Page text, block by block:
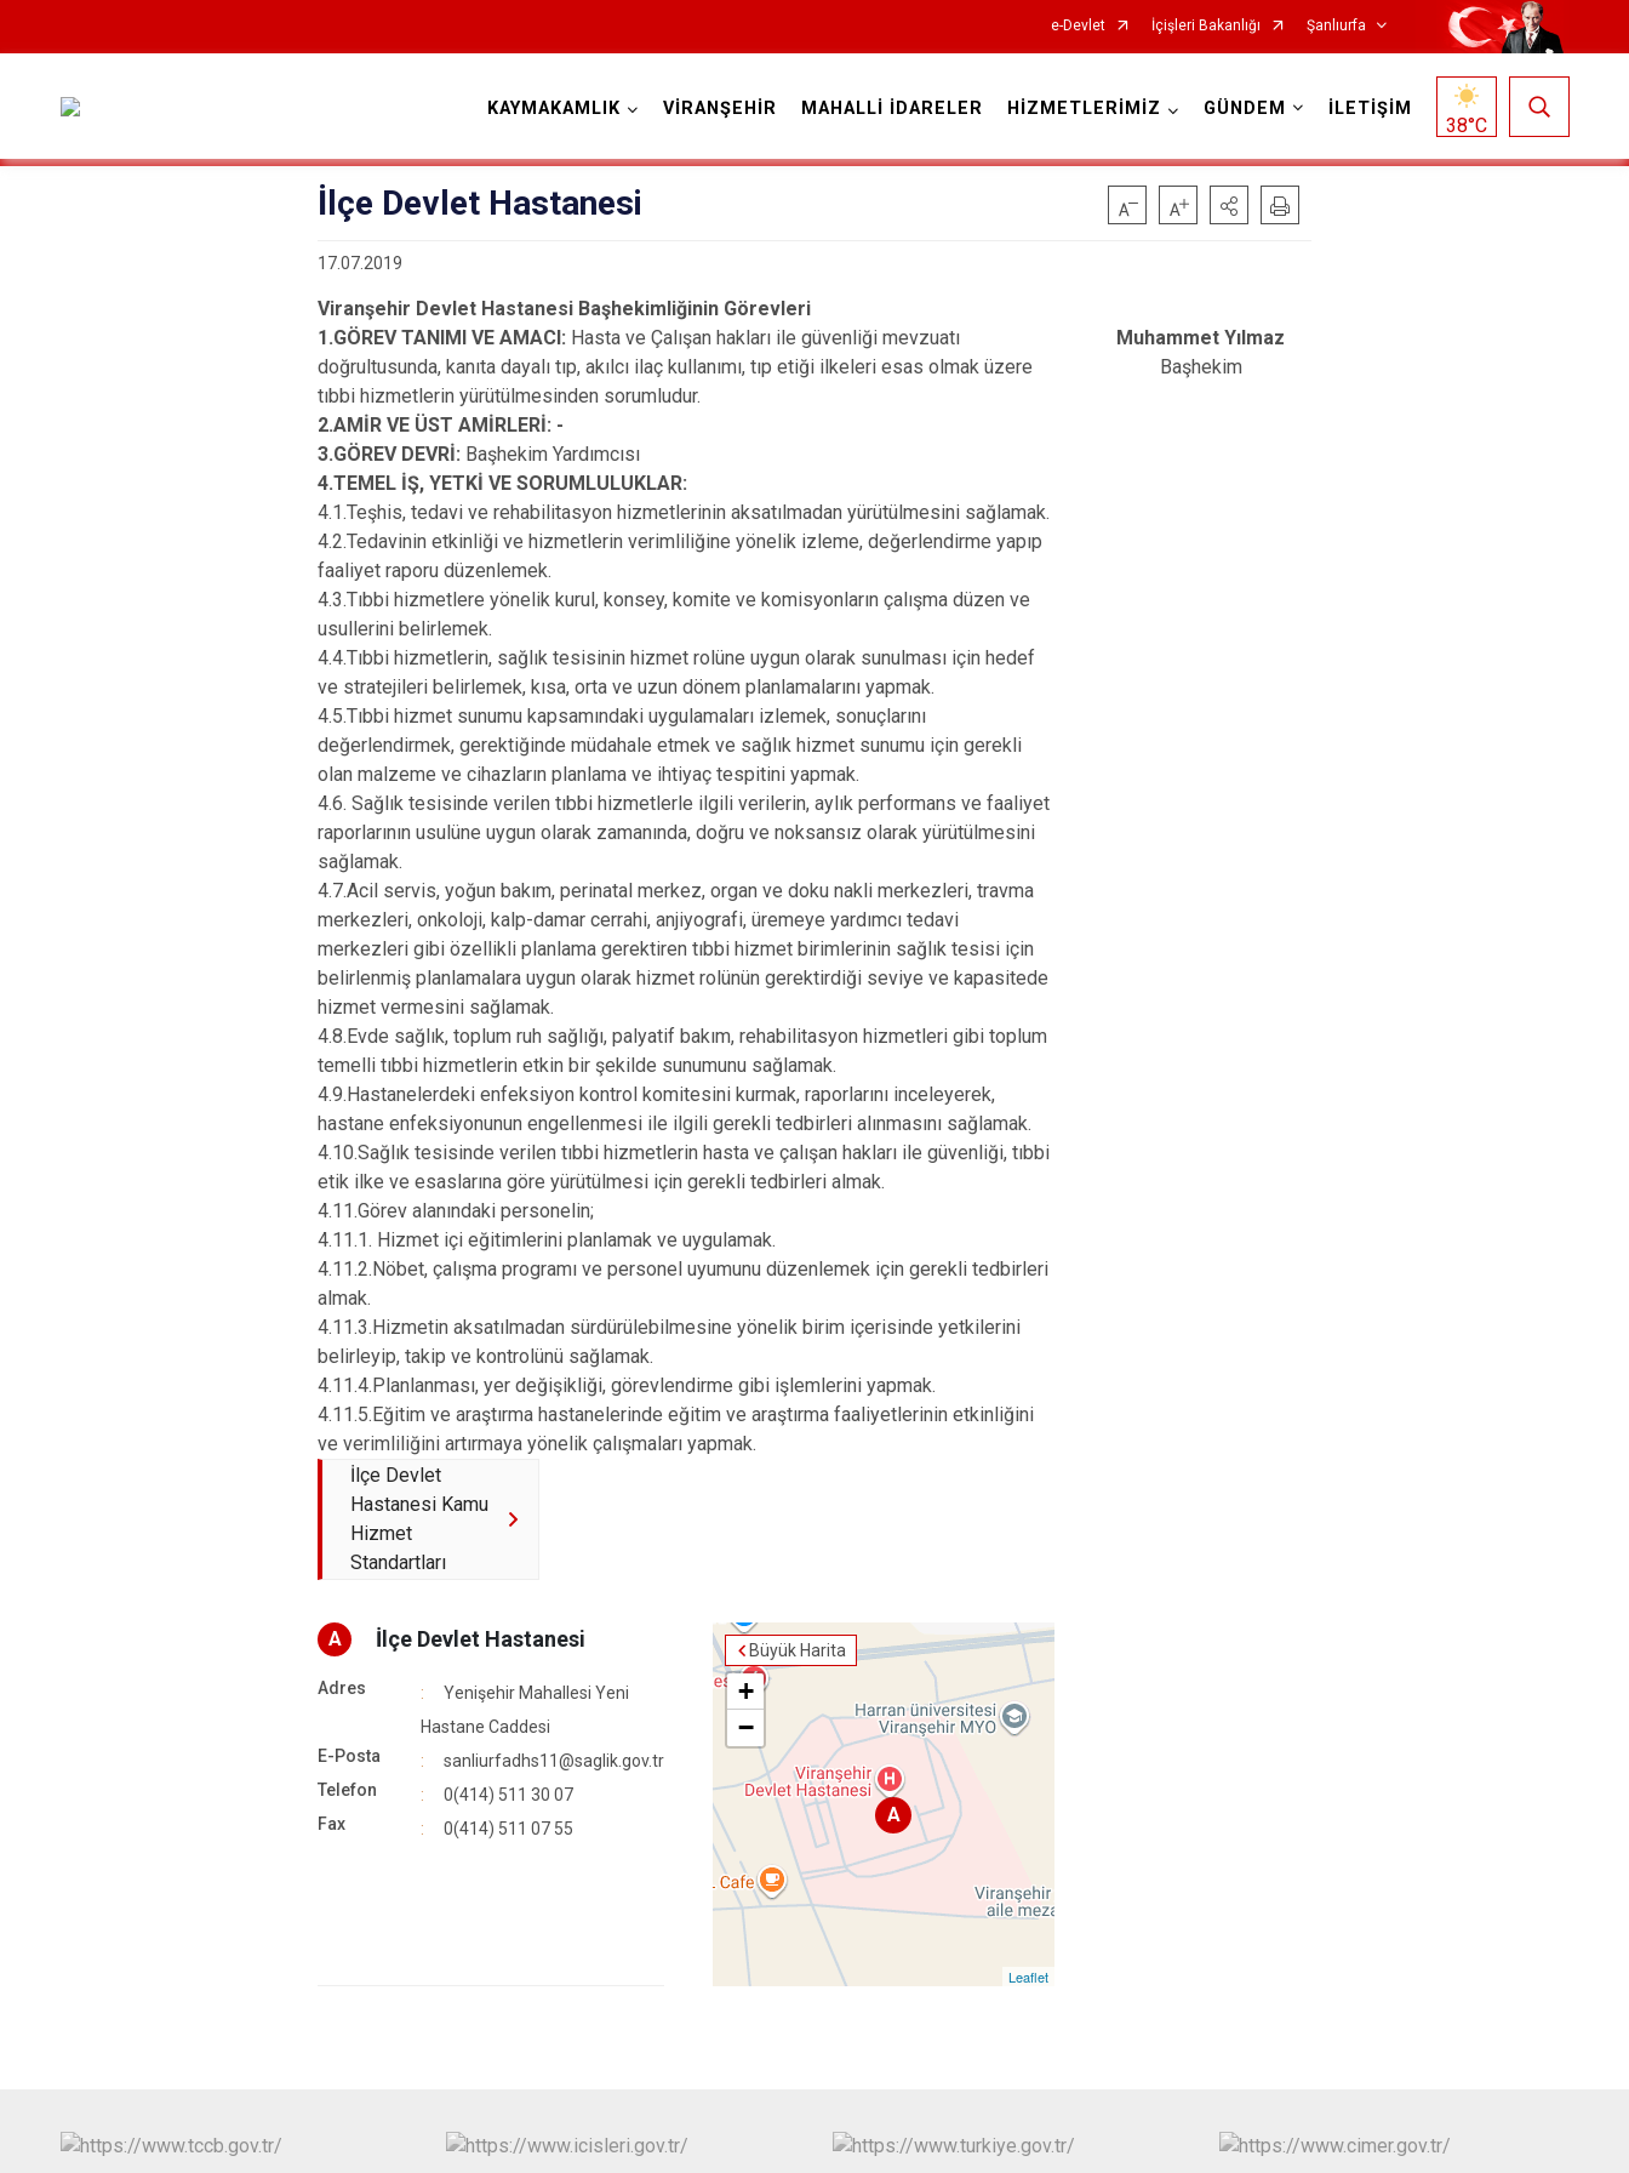
e-Devlet İçişleri Bakanlığı Şanlıurfa
Akçakale
Ceylanpınar
Halfeti
Harran
KAYMAKAMLIK VİRANŞEHİR MAHALLİ İDARELER HİZMETLERİMİZ GÜNDEM İLETİŞİM
38°C
İlçe Devlet Hastanesi
17.07.2019
Viranşehir Devlet Hastanesi Başhekimliğinin Görevleri
1.GÖREV TANIMI VE AMACI: Hasta ve Çalışan hakları ile güvenliği mevzuatı
doğrultusunda, kanıta dayalı tıp, akılcı ilaç kullanımı, tıp etiği ilkeleri esas olmak üzere
tıbbi hizmetlerin yürütülmesinden sorumludur.
2.AMİR VE ÜST AMİRLERİ: -
3.GÖREV DEVRİ: Başhekim Yardımcısı
4.TEMEL İŞ, YETKİ VE SORUMLULUKLAR:
4.1.Teşhis, tedavi ve rehabilitasyon hizmetlerinin aksatılmadan yürütülmesini sağlamak.
4.2.Tedavinin etkinliği ve hizmetlerin verimliliğine yönelik izleme, değerlendirme yapıp
faaliyet raporu düzenlemek.
4.3.Tıbbi hizmetlere yönelik kurul, konsey, komite ve komisyonların çalışma düzen ve
usullerini belirlemek.
4.4.Tıbbi hizmetlerin, sağlık tesisinin hizmet rolüne uygun olarak sunulması için hedef
ve stratejileri belirlemek, kısa, orta ve uzun dönem planlamalarını yapmak.
4.5.Tıbbi hizmet sunumu kapsamındaki uygulamaları izlemek, sonuçlarını
değerlendirmek, gerektiğinde müdahale etmek ve sağlık hizmet sunumu için gerekli
olan malzeme ve cihazların planlama ve ihtiyaç tespitini yapmak.
4.6. Sağlık tesisinde verilen tıbbi hizmetlerle ilgili verilerin, aylık performans ve faaliyet
raporlarının usulüne uygun olarak zamanında, doğru ve noksansız olarak yürütülmesini
sağlamak.
4.7.Acil servis, yoğun bakım, perinatal merkez, organ ve doku nakli merkezleri, travma
merkezleri, onkoloji, kalp-damar cerrahi, anjiyografi, üremeye yardımcı tedavi
merkezleri gibi özellikli planlama gerektiren tıbbi hizmet birimlerinin sağlık tesisi için
belirlenmiş planlamalara uygun olarak hizmet rolünün gerektirdiği seviye ve kapasitede
hizmet vermesini sağlamak.
4.8.Evde sağlık, toplum ruh sağlığı, palyatif bakım, rehabilitasyon hizmetleri gibi toplum
temelli tıbbi hizmetlerin etkin bir şekilde sunumunu sağlamak.
4.9.Hastanelerdeki enfeksiyon kontrol komitesini kurmak, raporlarını inceleyerek,
hastane enfeksiyonunun engellenmesi ile ilgili gerekli tedbirleri alınmasını sağlamak.
4.10.Sağlık tesisinde verilen tıbbi hizmetlerin hasta ve çalışan hakları ile güvenliği, tıbbi
etik ilke ve esaslarına göre yürütülmesi için gerekli tedbirleri almak.
4.11.Görev alanındaki personelin;
4.11.1. Hizmet içi eğitimlerini planlamak ve uygulamak.
4.11.2.Nöbet, çalışma programı ve personel uyumunu düzenlemek için gerekli tedbirleri
almak.
4.11.3.Hizmetin aksatılmadan sürdürülebilmesine yönelik birim içerisinde yetkilerini
belirleyip, takip ve kontrolünü sağlamak.
4.11.4.Planlanması, yer değişikliği, görevlendirme gibi işlemlerini yapmak.
4.11.5.Eğitim ve araştırma hastanelerinde eğitim ve araştırma faaliyetlerinin etkinliğini
ve verimliliğini artırmaya yönelik çalışmaları yapmak.
İlçe Devlet
Hastanesi Kamu
Hizmet
Standartları
Büyük Harita
A
+
−
Leaflet
A İlçe Devlet Hastanesi
Adres
Yenişehir Mahallesi Yeni
Hastane Caddesi
E-Posta
sanliurfadhs11@saglik.gov.tr
Telefon
0(414) 511 30 07
Fax
0(414) 511 07 55
Muhammet Yılmaz
Başhekim